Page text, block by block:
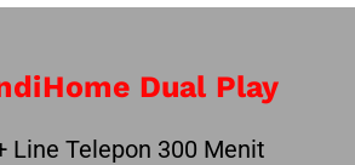
Dual Play
Line Telepon 300 Menit